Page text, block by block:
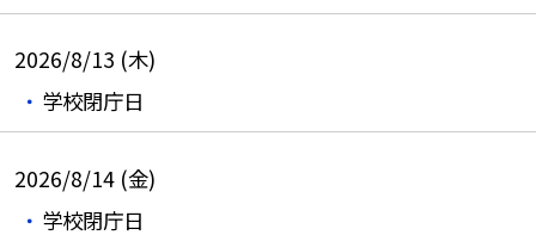
2026/8/13 (木)
学校閉庁日
2026/8/14 (金)
学校閉庁日